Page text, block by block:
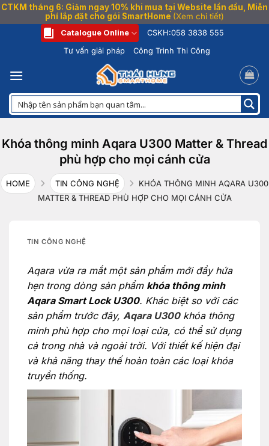
CTKM tháng 6: Giảm ngay 10% khi mua tại Website lần đầu, Miễn
phí lắp đặt cho gói SmartHome (Xem chi tiết)
dung
Catalogue Online CSKH:058 3838 555
Tư vấn giải pháp
Công Trình Thi Công
Khóa thông minh Aqara U300 Matter & Thread
phù hợp cho mọi cánh cửa
HOME TIN CÔNG NGHỆ
KHÓA THÔNG MINH AQARA U300
MATTER & THREAD PHÙ HỢP CHO MỌI CÁNH CỬA
TIN CÔNG NGHỆ
Aqara vừa ra mắt một sản phẩm mới đầy hứa
hẹn trong dòng sản phẩm khóa thông minh
Aqara Smart Lock U300. Khác biệt so với các
sản phẩm trước đây, Aqara U300khóa thông
minh phù hợp cho mọi loại cửa, có thể sử dụng
cả trong nhà và ngoài trời. Với thiết kế hiện đại
và khả năng thay thế hoàn toàn các loại khóa
truyền thống.